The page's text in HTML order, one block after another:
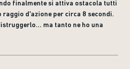
finalmente si attiva ostacola tutti
d'azione per circa 8 secondi.
ma tanto ne ho una